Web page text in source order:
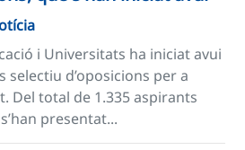
i Universitats ha iniciat avui
selectiu d’oposicions per a
Del total de 1.335 aspirants
presentat...